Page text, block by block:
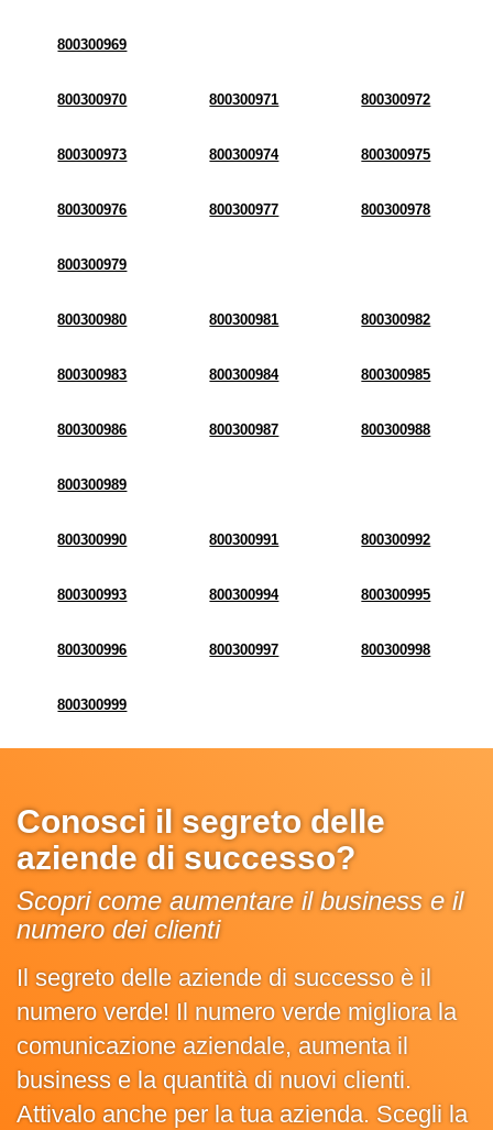
800300969
800300970 800300971 800300972
800300973 800300974 800300975
800300976 800300977 800300978
800300979
800300980 800300981 800300982
800300983 800300984 800300985
800300986 800300987 800300988
800300989
800300990 800300991 800300992
800300993 800300994 800300995
800300996 800300997 800300998
800300999
Conosci il segreto delle
aziende di successo?
Scopri come aumentare il business e il
numero dei clienti
Il segreto delle aziende di successo è il
numero verde! Il numero verde migliora la
comunicazione aziendale, aumenta il
business e la quantità di nuovi clienti.
Attivalo anche per la tua azienda. Scegli la